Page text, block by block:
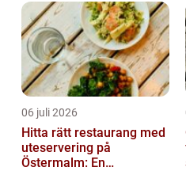
06 juli 2026
Hitta rätt restaurang med
uteservering på
Östermalm: En